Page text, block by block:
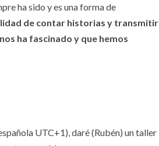
ha sido y es una forma de
de contar historias y transmitir
ha fascinado y que hemos
UTC+1), daré (Rubén) un taller